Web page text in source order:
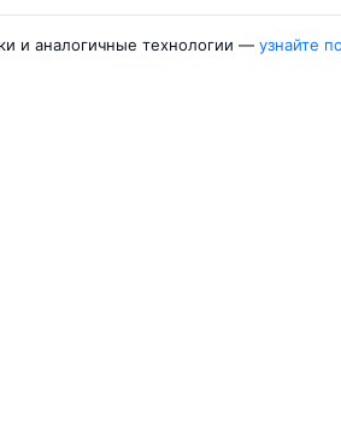
и аналогичные технологии — узнайте